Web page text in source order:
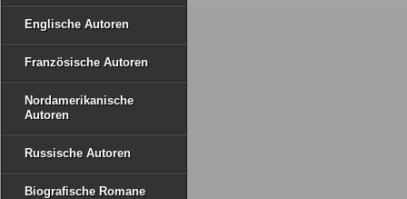
Englische Autoren
Französische Autoren
Nordamerikanische
Autoren
Russische Autoren
Biografische Romane